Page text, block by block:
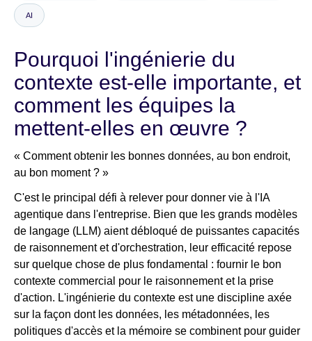
AI
Pourquoi l'ingénierie du
contexte est-elle importante, et
comment les équipes la
mettent-elles en œuvre ?
« Comment obtenir les bonnes données, au bon endroit,
au bon moment ? »
C'est le principal défi à relever pour donner vie à l'IA
agentique dans l'entreprise. Bien que les grands modèles
de langage (LLM) aient débloqué de puissantes capacités
de raisonnement et d'orchestration, leur efficacité repose
sur quelque chose de plus fondamental : fournir le bon
contexte commercial pour le raisonnement et la prise
d'action. L'ingénierie du contexte est une discipline axée
sur la façon dont les données, les métadonnées, les
politiques d'accès et la mémoire se combinent pour guider